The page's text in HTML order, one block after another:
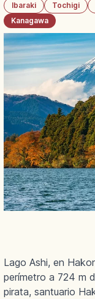
Ibaraki Tochigi
Kanagawa
Lago Ashi, en
perímetro a 724 m
pirata, santuario